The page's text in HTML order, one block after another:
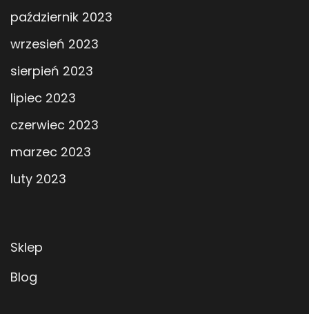
październik 2023
wrzesień 2023
sierpień 2023
lipiec 2023
czerwiec 2023
marzec 2023
luty 2023
Sklep
Blog